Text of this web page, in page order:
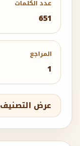
عدد الكلمات
651
المراجع
1
عرض التصنيف